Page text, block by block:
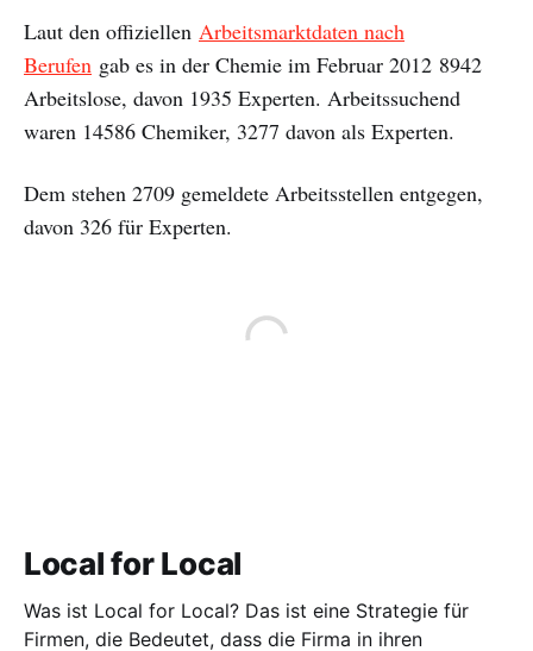
Laut den offiziellen Arbeitsmarktdaten nach
Berufen gab es in der Chemie im Februar 2012 8942
Arbeitslose, davon 1935 Experten. Arbeitssuchend
waren 14586 Chemiker, 3277 davon als Experten.
Dem stehen 2709 gemeldete Arbeitsstellen entgegen,
davon 326 für Experten.
Local for Local
Was ist Local for Local? Das ist eine Strategie für
Firmen, die Bedeutet, dass die Firma in ihren